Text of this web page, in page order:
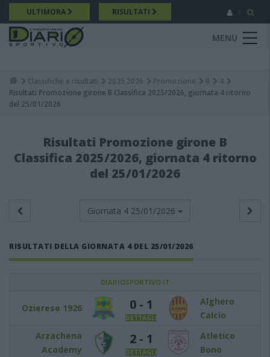
Salta
al
contenuto
principale
ULTIMORA RISULTATI
MENU
Breadcrumb
Classifiche e risultati 2025 2026 Promozione B
4
Risultati Promozione girone B Classifica 2025/2026, giornata 4 ritorno
del 25/01/2026
Risultati Promozione girone B
Classifica 2025/2026, giornata 4 ritorno
del 25/01/2026
Giornata 4 25/01/2026
RISULTATI DELLA GIORNATA 4 DEL 25/01/2026
DIARIOSPORTIVO.IT
Ozierese 1926 0 - 1
DETTAGLI
Alghero
Calcio
Arzachena
Academy
2 - 1
DETTAGLI
Atletico
Bono